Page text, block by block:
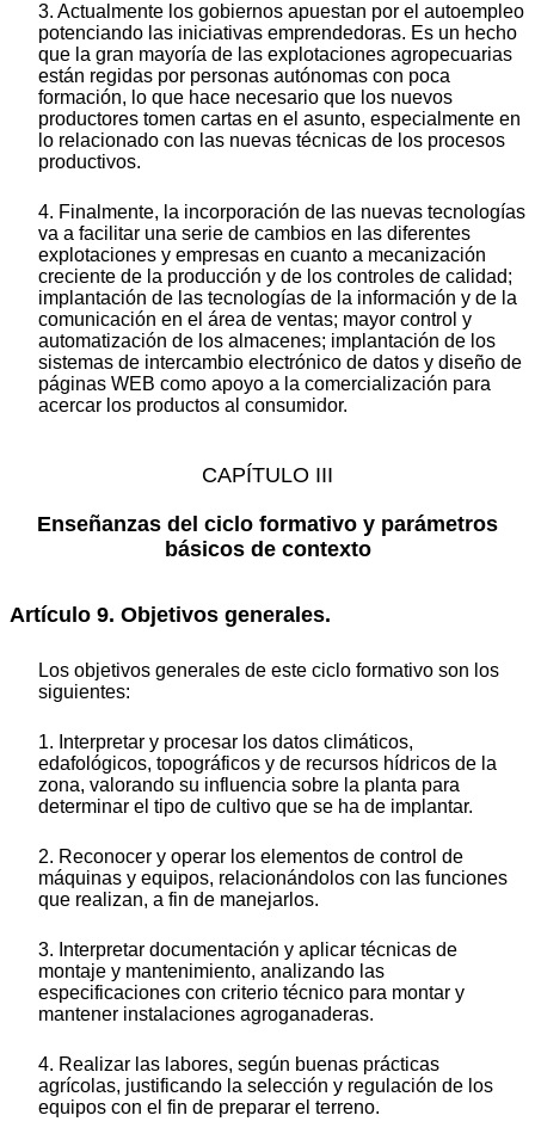
3. Actualmente los gobiernos apuestan por el autoempleo
potenciando las iniciativas emprendedoras. Es un hecho
que la gran mayoría de las explotaciones agropecuarias
están regidas por personas autónomas con poca
formación, lo que hace necesario que los nuevos
productores tomen cartas en el asunto, especialmente en
lo relacionado con las nuevas técnicas de los procesos
productivos.
4. Finalmente, la incorporación de las nuevas tecnologías
va a facilitar una serie de cambios en las diferentes
explotaciones y empresas en cuanto a mecanización
creciente de la producción y de los controles de calidad;
implantación de las tecnologías de la información y de la
comunicación en el área de ventas; mayor control y
automatización de los almacenes; implantación de los
sistemas de intercambio electrónico de datos y diseño de
páginas WEB como apoyo a la comercialización para
acercar los productos al consumidor.
CAPÍTULO III
Enseñanzas del ciclo formativo y parámetros
básicos de contexto
Artículo 9. Objetivos generales.
Los objetivos generales de este ciclo formativo son los
siguientes:
1. Interpretar y procesar los datos climáticos,
edafológicos, topográficos y de recursos hídricos de la
zona, valorando su influencia sobre la planta para
determinar el tipo de cultivo que se ha de implantar.
2. Reconocer y operar los elementos de control de
máquinas y equipos, relacionándolos con las funciones
que realizan, a fin de manejarlos.
3. Interpretar documentación y aplicar técnicas de
montaje y mantenimiento, analizando las
especificaciones con criterio técnico para montar y
mantener instalaciones agroganaderas.
4. Realizar las labores, según buenas prácticas
agrícolas, justificando la selección y regulación de los
equipos con el fin de preparar el terreno.